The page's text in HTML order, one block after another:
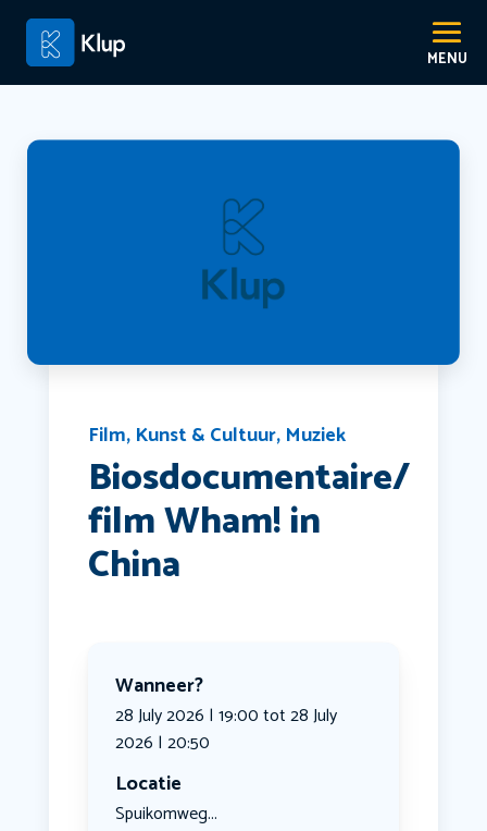
Film, Kunst & Cultuur, Muziek
Biosdocumentaire/
film Wham! in
China
Wanneer?
28 July 2026 | 19:00 tot 28 July
2026 | 20:50
Locatie
Spuikomweg...